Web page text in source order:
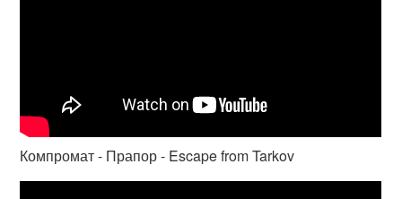
Компромат - Прапор - Escape from Tarkov